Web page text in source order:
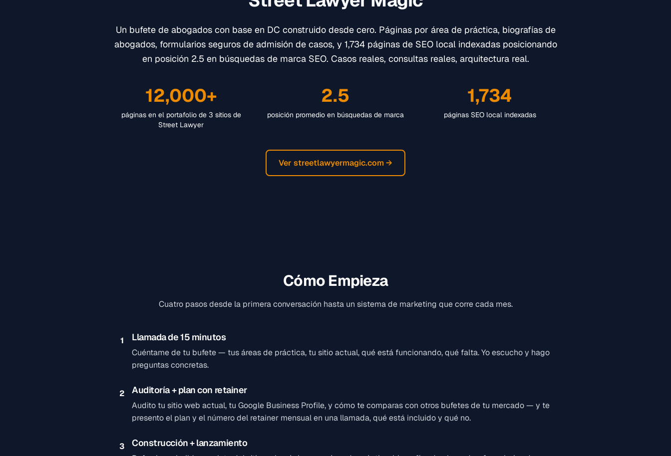
Un bufete de abogados con base en DC construido desde cero. Páginas por área de práctica, biografías de
abogados, formularios seguros de admisión de casos, y 1,734 páginas de SEO local indexadas posicionando
en posición 2.5 en búsquedas de marca SEO. Casos reales, consultas reales, arquitectura real.
12,000+
páginas en el portafolio de 3 sitios de
Street Lawyer
2.5
posición promedio en búsquedas de marca
1,734
páginas SEO local indexadas
Ver streetlawyermagic.com →
Cómo Empieza
Cuatro pasos desde la primera conversación hasta un sistema de marketing que corre cada mes.
1 Llamada de 15 minutos
Cuéntame de tu bufete — tus áreas de práctica, tu sitio actual, qué está funcionando, qué falta. Yo escucho y hago
preguntas concretas.
2 Auditoría + plan con retainer
Audito tu sitio web actual, tu Google Business Profile, y cómo te comparas con otros bufetes de tu mercado — y te
presento el plan y el número del retainer mensual en una llamada, qué está incluido y qué no.
3 Construcción + lanzamiento